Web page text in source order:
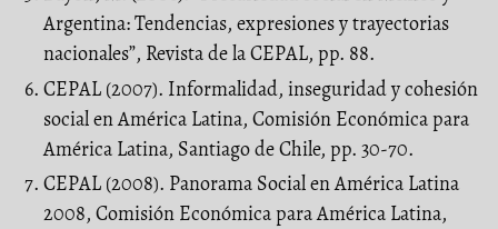
Argentina: Tendencias, expresiones y trayectorias
nacionales”, Revista de la CEPAL, pp. 88.
CEPAL (2007). Informalidad, inseguridad y cohesión
social en América Latina, Comisión Económica para
América Latina, Santiago de Chile, pp. 30-70.
CEPAL (2008). Panorama Social en América Latina
2008, Comisión Económica para América Latina,